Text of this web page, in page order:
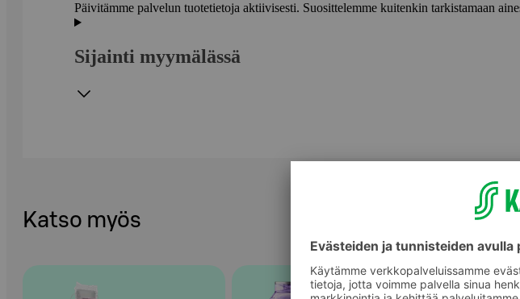
Päivitämme palvelun tuotetietoja aktiivisesti. Suosittelemme kuitenkin tarkistamaan
Sijainti myymälässä
Katso myös